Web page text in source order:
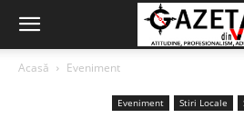
Acasă Eveniment
Eveniment Stiri Locale